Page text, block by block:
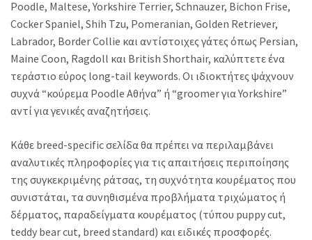
Poodle, Maltese, Yorkshire Terrier, Schnauzer, Bichon Frise,
Cocker Spaniel, Shih Tzu, Pomeranian, Golden Retriever,
Labrador, Border Collie και αντίστοιχες γάτες όπως Persian,
Maine Coon, Ragdoll και British Shorthair, καλύπτετε ένα
τεράστιο εύρος long-tail keywords. Οι ιδιοκτήτες ψάχνουν
συχνά “κούρεμα Poodle Αθήνα” ή “groomer για Yorkshire”
αντί για γενικές αναζητήσεις.
Κάθε breed-specific σελίδα θα πρέπει να περιλαμβάνει
αναλυτικές πληροφορίες για τις απαιτήσεις περιποίησης
της συγκεκριμένης ράτσας, τη συχνότητα κουρέματος που
συνιστάται, τα συνηθισμένα προβλήματα τριχώματος ή
δέρματος, παραδείγματα κουρέματος (τύπου puppy cut,
teddy bear cut, breed standard) και ειδικές προσφορές.